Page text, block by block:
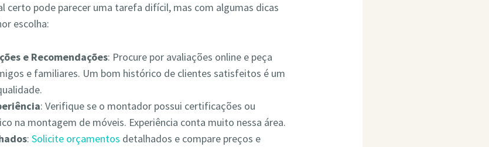
certo pode parecer uma tarefa difícil, mas com algumas dicas
escolha:
e Recomendações: Procure por avaliações online e peça
e familiares. Um bom histórico de clientes satisfeitos é um
: Verifique se o montador possui certificações ou
na montagem de móveis. Experiência conta muito nessa área.
:Solicite orçamentos detalhados e compare preços e